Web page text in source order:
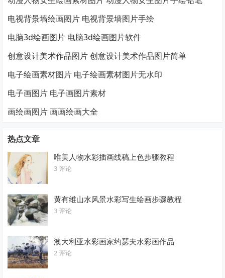
电视背景墙绘画图片 电视背景墙图片手绘
电脑3d绘画图片 电脑3d绘画图片软件
创意设计美术作品图片 创意设计美术作品图片简单
电子绘画素材图片 电子绘画素材图片无水印
电子画图片 电子画图片素材
画绘画图片 画画绘画大全
热点文章
唯美人物水彩插画线稿上色步骤教程
3 评论
黄有维山水风景水彩写生绘画步骤教程
3 评论
澳大利亚水彩画家约瑟夫水彩画作品
2 评论